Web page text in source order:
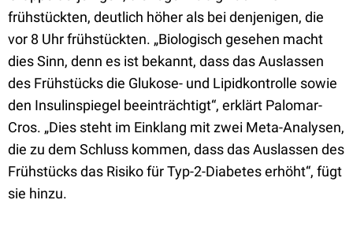
frühstückten, deutlich höher als bei denjenigen, die
vor 8 Uhr frühstückten. „Biologisch gesehen macht
dies Sinn, denn es ist bekannt, dass das Auslassen
des Frühstücks die Glukose- und Lipidkontrolle sowie
den Insulinspiegel beeinträchtigt“, erklärt Palomar-
Cros. „Dies steht im Einklang mit zwei Meta-Analysen,
die zu dem Schluss kommen, dass das Auslassen des
Frühstücks das Risiko für Typ-2-Diabetes erhöht“, fügt
sie hinzu.